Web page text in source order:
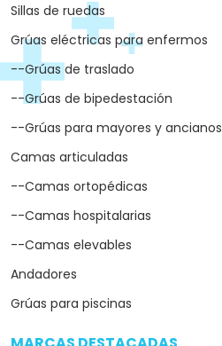
Sillas de ruedas
Grúas eléctricas para enfermos
--Grúas de traslado
--Grúas de bipedestación
--Grúas para mayores y ancianos
Camas articuladas
--Camas ortopédicas
--Camas hospitalarias
--Camas elevables
Andadores
Grúas para piscinas